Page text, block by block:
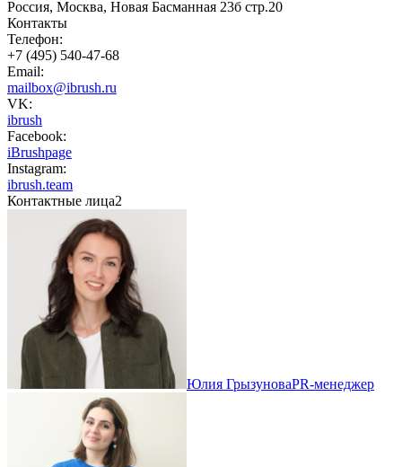
Россия, Москва, Новая Басманная 23б стр.20
Контакты
Телефон:
+7 (495) 540-47-68
Email:
mailbox@ibrush.ru
VK:
ibrush
Facebook:
iBrushpage
Instagram:
ibrush.team
Контактные лица2
Юлия ГрызуноваPR-менеджер